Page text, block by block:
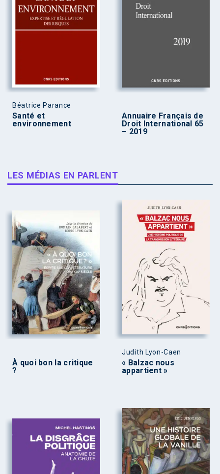
Béatrice Parance
Santé et
environnement
Annuaire Français de
Droit International 65
– 2019
LES MÉDIAS EN PARLENT
À quoi bon la critique
?
Judith Lyon-Caen
« Balzac nous
appartient »